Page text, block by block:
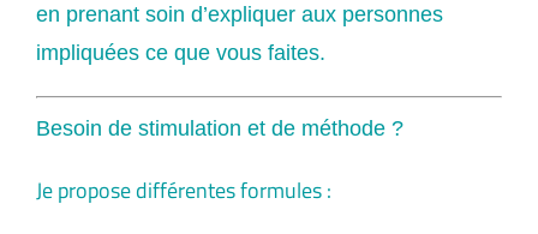
en prenant soin d’expliquer aux personnes
impliquées ce que vous faites.
Besoin de stimulation et de méthode ?
Je propose différentes formules :